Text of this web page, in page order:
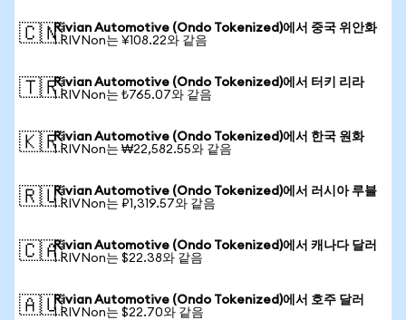
🇨🇳Rivian Automotive (Ondo Tokenized)에서 중국 위안화
1 RIVNon는 ¥108.22와 같음
🇹🇷Rivian Automotive (Ondo Tokenized)에서 터키 리라
1 RIVNon는 ₺765.07와 같음
🇰🇷Rivian Automotive (Ondo Tokenized)에서 한국 원화
1 RIVNon는 ₩22,582.55와 같음
🇷🇺Rivian Automotive (Ondo Tokenized)에서 러시아 루블
1 RIVNon는 ₽1,319.57와 같음
🇨🇦Rivian Automotive (Ondo Tokenized)에서 캐나다 달러
1 RIVNon는 $22.38와 같음
🇦🇺Rivian Automotive (Ondo Tokenized)에서 호주 달러
1 RIVNon는 $22.70와 같음